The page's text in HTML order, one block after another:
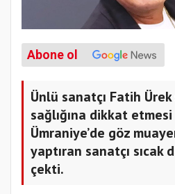
Abone ol
Ünlü sanatçı Fatih
sağlığına dikkat
Ümraniye’de göz
yaptıran sanatçı sıcak
çekti.